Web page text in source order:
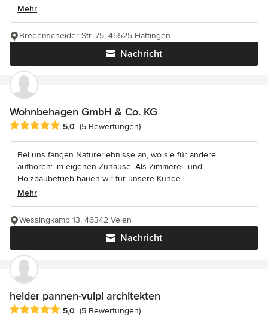
Mehr
Nachricht
Bredenscheider Str. 75, 45525 Hattingen
Wohnbehagen GmbH & Co. KG
Durchschnittliche Bewertung: 5 von 5 Sternen
5,0 (5 Bewertungen)
Bei uns fangen Naturerlebnisse an, wo sie für andere
aufhören: im eigenen Zuhause. Als Zimmerei- und
Holzbaubetrieb bauen wir für unsere Kunde...
Mehr
Nachricht
Wessingkamp 13, 46342 Velen
heider pannen-vulpi architekten
Durchschnittliche Bewertung: 5 von 5 Sternen
5,0 (5 Bewertungen)